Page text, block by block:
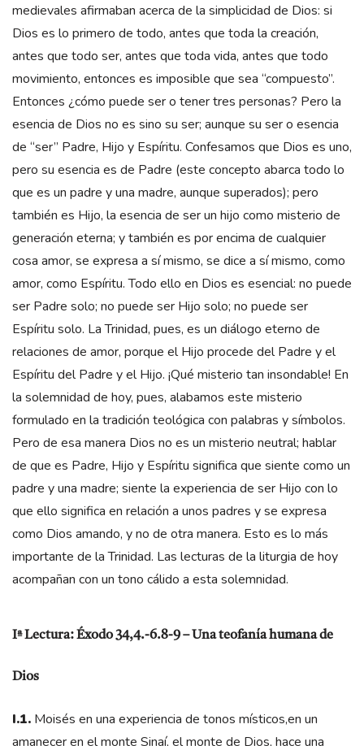
medievales afirmaban acerca de la simplicidad de Dios: si
Dios es lo primero de todo, antes que toda la creación,
antes que todo ser, antes que toda vida, antes que todo
movimiento, entonces es imposible que sea “compuesto”.
Entonces ¿cómo puede ser o tener tres personas? Pero la
esencia de Dios no es sino su ser; aunque su ser o esencia
de “ser” Padre, Hijo y Espíritu. Confesamos que Dios es uno,
pero su esencia es de Padre (este concepto abarca todo lo
que es un padre y una madre, aunque superados); pero
también es Hijo, la esencia de ser un hijo como misterio de
generación eterna; y también es por encima de cualquier
cosa amor, se expresa a sí mismo, se dice a sí mismo, como
amor, como Espíritu. Todo ello en Dios es esencial: no puede
ser Padre solo; no puede ser Hijo solo; no puede ser
Espíritu solo. La Trinidad, pues, es un diálogo eterno de
relaciones de amor, porque el Hijo procede del Padre y el
Espíritu del Padre y el Hijo. ¡Qué misterio tan insondable! En
la solemnidad de hoy, pues, alabamos este misterio
formulado en la tradición teológica con palabras y símbolos.
Pero de esa manera Dios no es un misterio neutral; hablar
de que es Padre, Hijo y Espíritu significa que siente como un
padre y una madre; siente la experiencia de ser Hijo con lo
que ello significa en relación a unos padres y se expresa
como Dios amando, y no de otra manera. Esto es lo más
importante de la Trinidad. Las lecturas de la liturgia de hoy
acompañan con un tono cálido a esta solemnidad.
Iª Lectura: Éxodo 34,4.-6.8-9 – Una teofanía humana de
Dios
I.1. Moisés en una experiencia de tonos místicos,en un
amanecer en el monte Sinaí, el monte de Dios, hace una